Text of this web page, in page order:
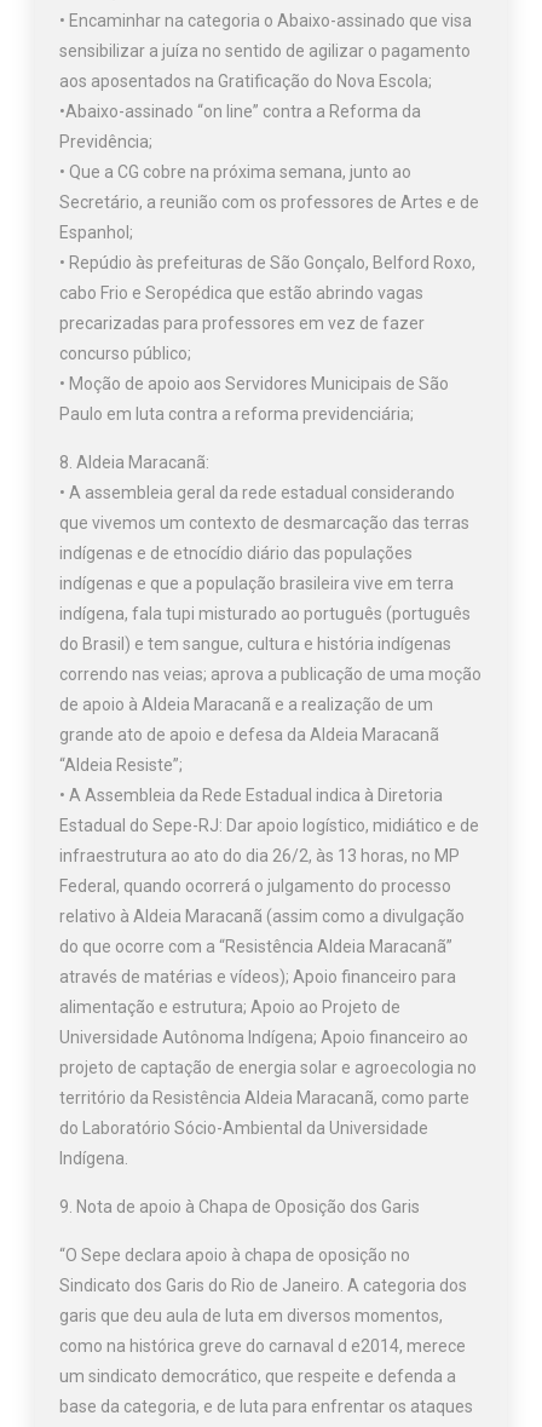
• Encaminhar na categoria o Abaixo-assinado que visa
sensibilizar a juíza no sentido de agilizar o pagamento
aos aposentados na Gratificação do Nova Escola;
•Abaixo-assinado “on line” contra a Reforma da
Previdência;
• Que a CG cobre na próxima semana, junto ao
Secretário, a reunião com os professores de Artes e de
Espanhol;
• Repúdio às prefeituras de São Gonçalo, Belford Roxo,
cabo Frio e Seropédica que estão abrindo vagas
precarizadas para professores em vez de fazer
concurso público;
• Moção de apoio aos Servidores Municipais de São
Paulo em luta contra a reforma previdenciária;
8. Aldeia Maracanã:
• A assembleia geral da rede estadual considerando
que vivemos um contexto de desmarcação das terras
indígenas e de etnocídio diário das populações
indígenas e que a população brasileira vive em terra
indígena, fala tupi misturado ao português (português
do Brasil) e tem sangue, cultura e história indígenas
correndo nas veias; aprova a publicação de uma moção
de apoio à Aldeia Maracanã e a realização de um
grande ato de apoio e defesa da Aldeia Maracanã
“Aldeia Resiste”;
• A Assembleia da Rede Estadual indica à Diretoria
Estadual do Sepe-RJ: Dar apoio logístico, midiático e de
infraestrutura ao ato do dia 26/2, às 13 horas, no MP
Federal, quando ocorrerá o julgamento do processo
relativo à Aldeia Maracanã (assim como a divulgação
do que ocorre com a “Resistência Aldeia Maracanã”
através de matérias e vídeos); Apoio financeiro para
alimentação e estrutura; Apoio ao Projeto de
Universidade Autônoma Indígena; Apoio financeiro ao
projeto de captação de energia solar e agroecologia no
território da Resistência Aldeia Maracanã, como parte
do Laboratório Sócio-Ambiental da Universidade
Indígena.
9. Nota de apoio à Chapa de Oposição dos Garis
“O Sepe declara apoio à chapa de oposição no
Sindicato dos Garis do Rio de Janeiro. A categoria dos
garis que deu aula de luta em diversos momentos,
como na histórica greve do carnaval d e2014, merece
um sindicato democrático, que respeite e defenda a
base da categoria, e de luta para enfrentar os ataques